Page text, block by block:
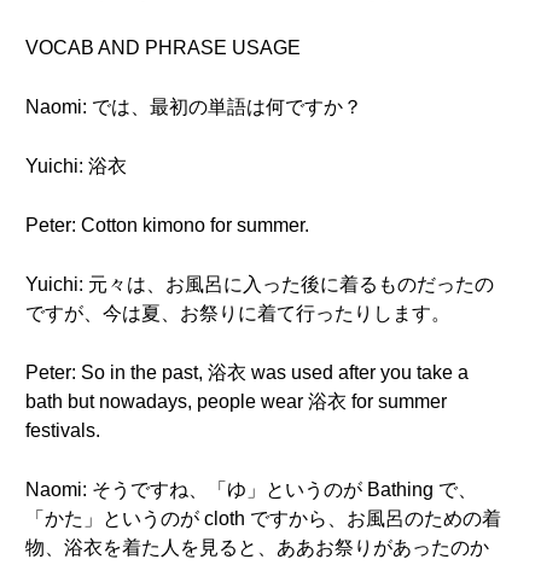
VOCAB AND PHRASE USAGE
Naomi: では、最初の単語は何ですか？
Yuichi: 浴衣
Peter: Cotton kimono for summer.
Yuichi: 元々は、お風呂に入った後に着るものだったの
ですが、今は夏、お祭りに着て行ったりします。
Peter: So in the past, 浴衣 was used after you take a
bath but nowadays, people wear 浴衣 for summer
festivals.
Naomi: そうですね、「ゆ」というのが Bathing で、
「かた」というのが cloth ですから、お風呂のための着
物、浴衣を着た人を見ると、ああお祭りがあったのか